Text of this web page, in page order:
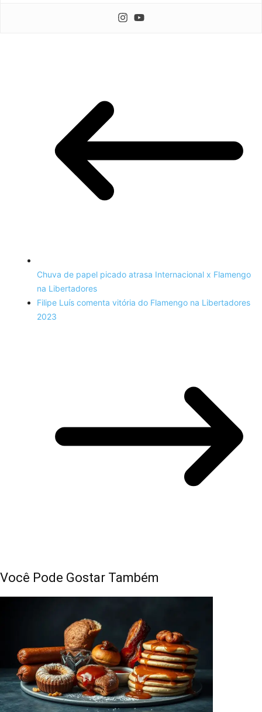
Chuva de papel picado atrasa Internacional x Flamengo
na Libertadores
Filipe Luís comenta vitória do Flamengo na Libertadores
2023
Você Pode Gostar Também